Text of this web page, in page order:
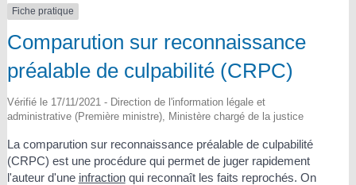
Fiche pratique
Comparution sur reconnaissance
préalable de culpabilité (CRPC)
Vérifié le 17/11/2021 - Direction de l'information légale et
administrative (Première ministre), Ministère chargé de la justice
La comparution sur reconnaissance préalable de culpabilité
(CRPC) est une procédure qui permet de juger rapidement
l'auteur d'une infractionqui reconnaît les faits reprochés. On